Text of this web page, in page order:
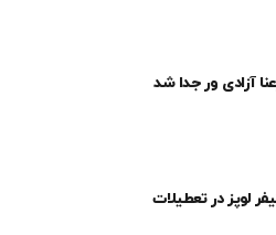
آزادی ور جدا شد
لوپز در تعطیلات